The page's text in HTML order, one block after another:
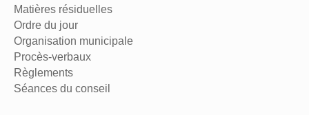
Matières résiduelles
Ordre du jour
Organisation municipale
Procès-verbaux
Règlements
Séances du conseil